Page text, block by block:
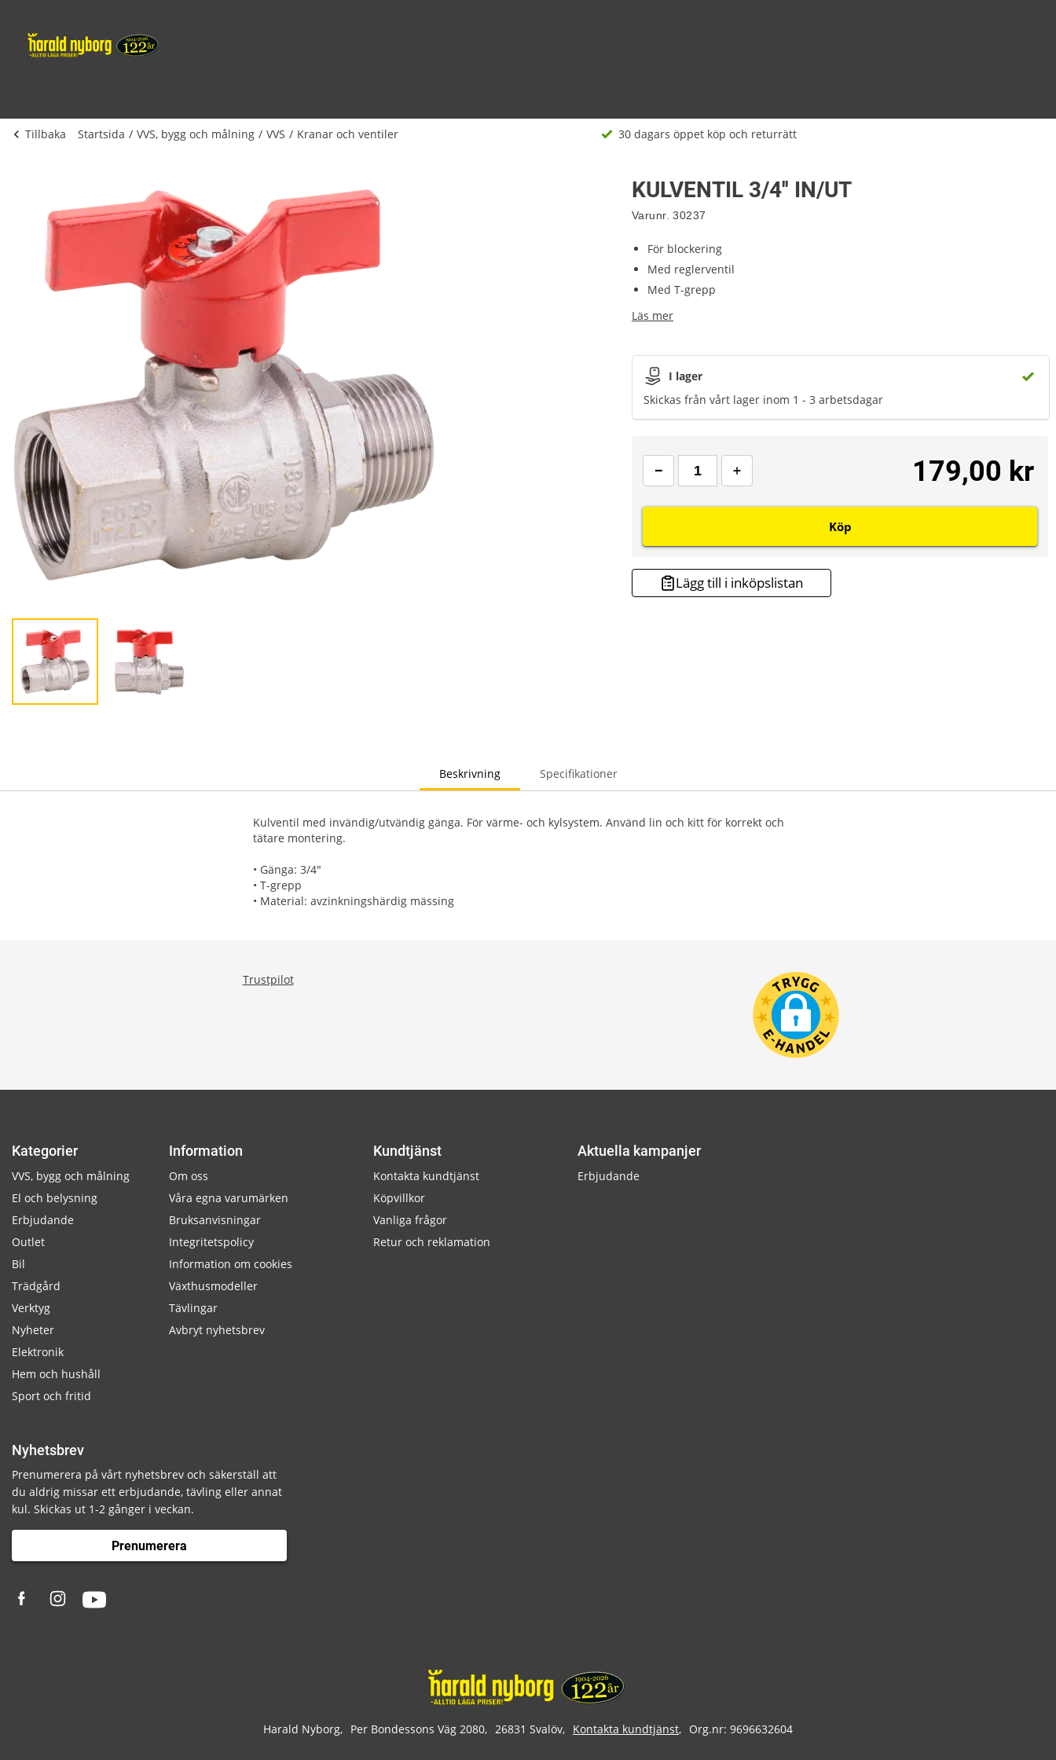
Tillbaka Startsida VVS, bygg och målning VVS Kranar och ventiler 30 dagars öppet köp och returrätt
KULVENTIL 3/4'' IN/UT
Varunr. 30237
För blockering
Med reglerventil
Med T-grepp
Läs mer
I lager
Skickas från vårt lager inom 1 - 3 arbetsdagar
179,00 kr
Köp
Lägg till i inköpslistan
Beskrivning Specifikationer
Kulventil med invändig/utvändig gänga. För värme- och kylsystem. Använd lin och kitt för korrekt och
tätare montering.
• Gänga: 3/4"
• T-grepp
• Material: avzinkningshärdig mässing
Trustpilot
Kategorier
VVS, bygg och målning
El och belysning
Erbjudande
Outlet
Bil
Trädgård
Verktyg
Nyheter
Elektronik
Hem och hushåll
Sport och fritid
Information
Om oss
Våra egna varumärken
Bruksanvisningar
Integritetspolicy
Information om cookies
Växthusmodeller
Tävlingar
Avbryt nyhetsbrev
Kundtjänst
Kontakta kundtjänst
Köpvillkor
Vanliga frågor
Retur och reklamation
Aktuella kampanjer
Erbjudande
Nyhetsbrev
Prenumerera på vårt nyhetsbrev och säkerställ att
du aldrig missar ett erbjudande, tävling eller annat
kul. Skickas ut 1-2 gånger i veckan.
Prenumerera
Harald Nyborg Per Bondessons Väg 2080 26831 Svalöv Kontakta kundtjänst Org.nr: 9696632604